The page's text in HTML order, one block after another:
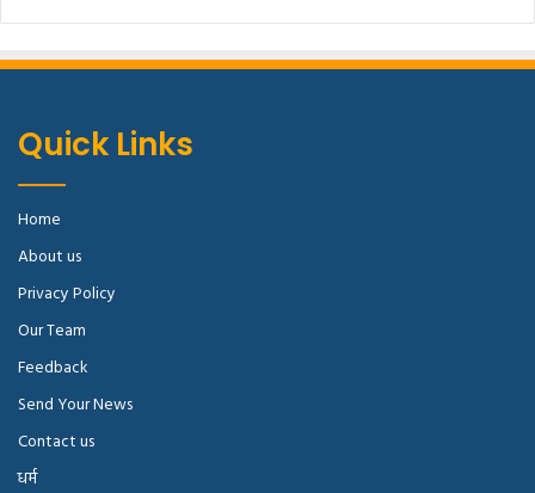
Quick Links
Home
About us
Privacy Policy
Our Team
Feedback
Send Your News
Contact us
धर्म